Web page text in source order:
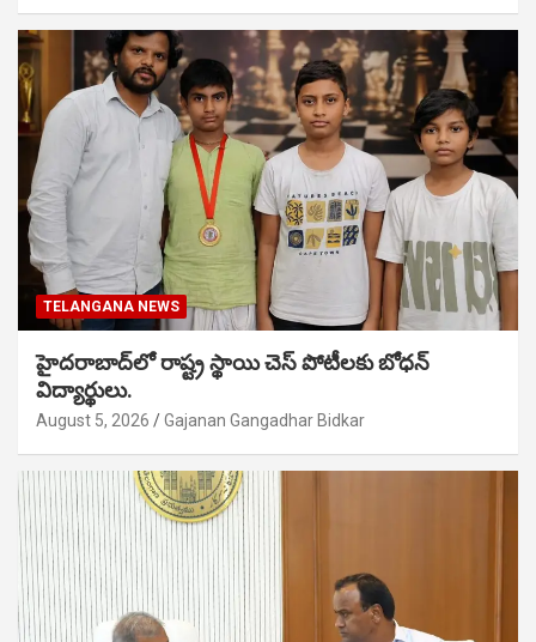
TELANGANA NEWS
హైదరాబాద్‌లో రాష్ట్ర స్థాయి చెస్ పోటీలకు బోధన్
విద్యార్థులు.
August 5, 2026 Gajanan Gangadhar Bidkar